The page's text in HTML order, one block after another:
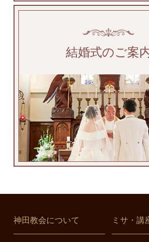
結婚式のご案
神田教会について ミサ・講